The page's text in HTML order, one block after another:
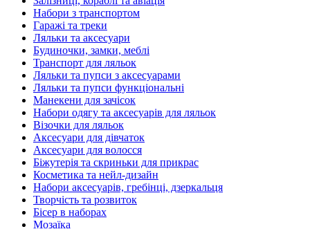
Набори з транспортом
Гаражі та треки
Ляльки та аксесуари
Будиночки, замки, меблі
Транспорт для ляльок
Ляльки та пупси з аксесуарами
Ляльки та пупси функціональні
Манекени для зачісок
Набори одягу та аксесуарів для ляльок
Візочки для ляльок
Аксесуари для дівчаток
Аксесуари для волосся
Біжутерія та скриньки для прикрас
Косметика та нейл-дизайн
Набори аксесуарів, гребінці, дзеркальця
Творчість та розвиток
Бісер в наборах
Мозаїка